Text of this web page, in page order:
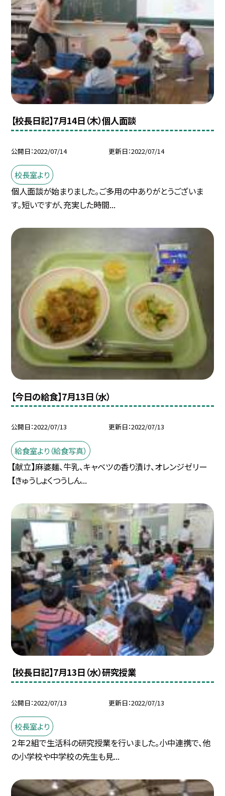
【校長日記】7月14日（木）個人面談
公開日 2022/07/14 更新日 2022/07/14
校長室より
個人面談が始まりました。ご多用の中ありがとうございま
す。短いですが、充実した時間...
【今日の給食】7月13日（水）
公開日 2022/07/13 更新日 2022/07/13
給食室より（給食写真）
【献立】麻婆麺、牛乳、キャベツの香り漬け、オレンジゼリー
【きゅうしょくつうしん...
【校長日記】7月13日（水）研究授業
公開日 2022/07/13 更新日 2022/07/13
校長室より
２年２組で生活科の研究授業を行いました。小中連携で、他
の小学校や中学校の先生も見...